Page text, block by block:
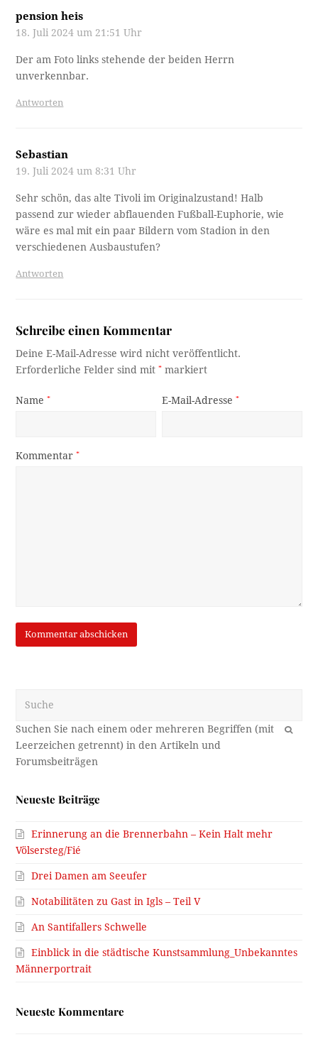
pension heis
18. Juli 2024 um 21:51 Uhr
Der am Foto links stehende der beiden Herrn
unverkennbar.
Antworten
Sebastian
19. Juli 2024 um 8:31 Uhr
Sehr schön, das alte Tivoli im Originalzustand! Halb
passend zur wieder abflauenden Fußball-Euphorie, wie
wäre es mal mit ein paar Bildern vom Stadion in den
verschiedenen Ausbaustufen?
Antworten
Schreibe einen Kommentar
Deine E-Mail-Adresse wird nicht veröffentlicht.
Erforderliche Felder sind mit* markiert
Name* E-Mail-Adresse*
Kommentar*
OK
Neueste Beiträge
Erinnerung an die Brennerbahn – Kein Halt mehr
Völsersteg/Fié
Drei Damen am Seeufer
Notabilitäten zu Gast in Igls – Teil V
An Santifallers Schwelle
Einblick in die städtische Kunstsammlung_Unbekanntes
Männerportrait
Neueste Kommentare